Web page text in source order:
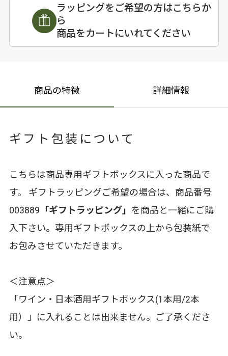
ラッピングをご希望の方はこちらか
ら
商品をカートにいれてください
商品の特徴 詳細情報
ギフト包装について
こちらは商品専用ギフトボックスに入った商品で
す。 ギフトラッピングご希望の場合は、商品番号
003889 「ギフトラッピング」 を商品と一緒にご購
入下さい。専用ギフトボックスの上から包装紙で
お包みさせていただきます。
＜注意点＞
「ワイン・日本酒用ギフトボックス(1本用/2本
用）」に入れることは出来ません。ご了承くださ
い。